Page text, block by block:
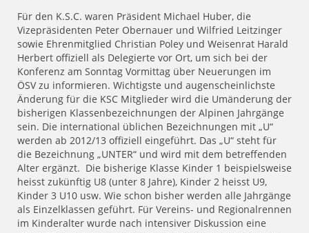
Für den K.S.C. waren Präsident Michael Huber, die
Vizepräsidenten Peter Obernauer und Wilfried Leitzinger
sowie Ehrenmitglied Christian Poley und Weisenrat Harald
Herbert offiziell als Delegierte vor Ort, um sich bei der
Konferenz am Sonntag Vormittag über Neuerungen im
ÖSV zu informieren. Wichtigste und augenscheinlichste
Änderung für die KSC Mitglieder wird die Umänderung der
bisherigen Klassenbezeichnungen der Alpinen Jahrgänge
sein. Die international üblichen Bezeichnungen mit „U“
werden ab 2012/13 offiziell eingeführt. Das „U“ steht für
die Bezeichnung „UNTER“ und wird mit dem betreffenden
Alter ergänzt. Die bisherige Klasse Kinder 1 beispielsweise
heisst zukünftig U8 (unter 8 Jahre), Kinder 2 heisst U9,
Kinder 3 U10 usw. Wie schon bisher werden alle Jahrgänge
als Einzelklassen geführt. Für Vereins- und Regionalrennen
im Kinderalter wurde nach intensiver Diskussion eine